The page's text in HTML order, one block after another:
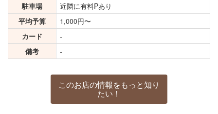
駐車場
近隣に有料Pあり
平均予算
1,000円〜
カード
-
備考
-
このお店の情報をもっと知り
たい！